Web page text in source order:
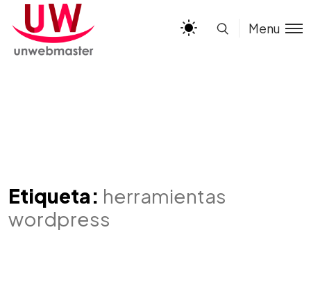
Menu
Etiqueta: herramientas
wordpress